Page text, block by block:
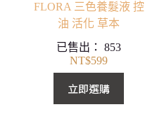
FLORA 三色養髮液 控
油 活化 草本
已售出：853
NT$599
立即選購